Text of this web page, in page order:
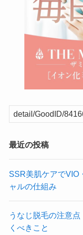
最近の投稿
SSR美肌ケアでVIO
ャルの仕組み
うなじ脱毛の注意
くべきこと